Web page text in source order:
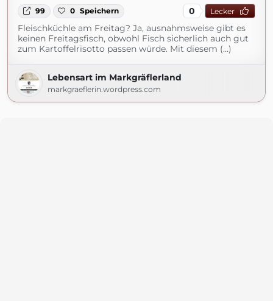
99 0 Speichern 0 Lecker
Fleischküchle am Freitag? Ja, ausnahmsweise gibt es
keinen Freitagsfisch, obwohl Fisch sicherlich auch gut
zum Kartoffelrisotto passen würde. Mit diesem (...)
Lebensart im Markgräflerland
markgraeflerin.wordpress.com